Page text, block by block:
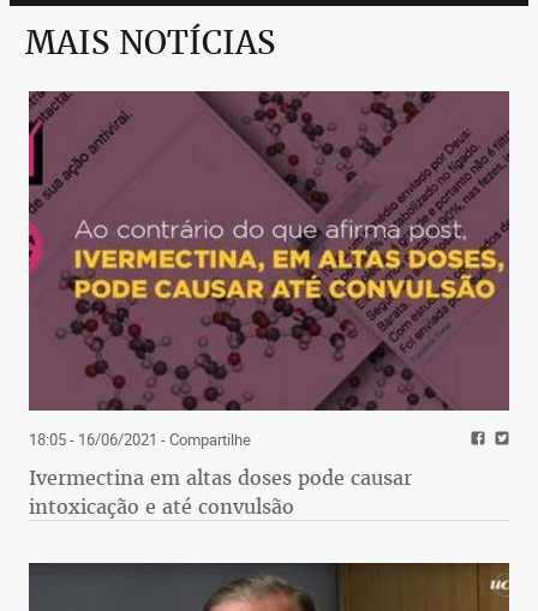
MAIS NOTÍCIAS
18:05 - 16/06/2021 - Compartilhe
Ivermectina em altas doses pode causar
intoxicação e até convulsão